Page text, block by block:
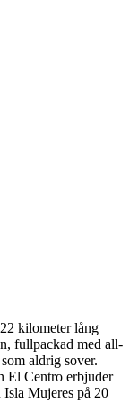
kilometer lång
fullpackad med all-
aldrig sover.
El Centro erbjuder
Mujeres på 20